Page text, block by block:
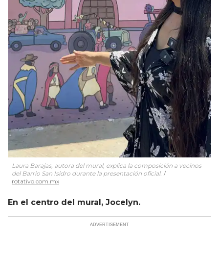
Laura Barajas, autora del mural, explica la composición a vecinos
del Barrio San Isidro durante la presentación oficial.
rotativo.com.mx
En el centro del mural, Jocelyn.